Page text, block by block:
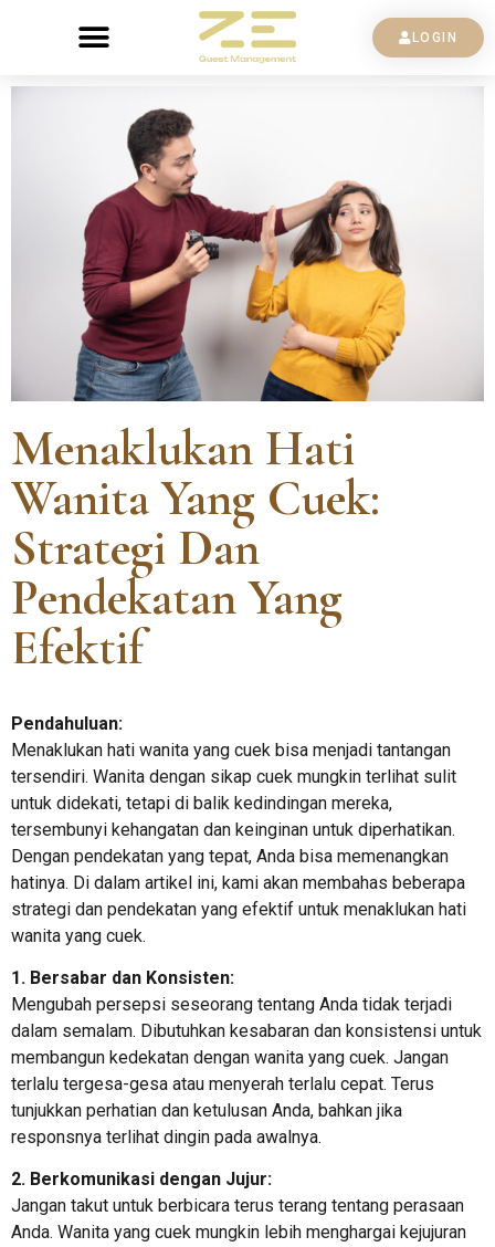
LOGIN
Menaklukan Hati
Wanita Yang Cuek:
Strategi Dan
Pendekatan Yang
Efektif
Pendahuluan:
Menaklukan hati wanita yang cuek bisa menjadi tantangan
tersendiri. Wanita dengan sikap cuek mungkin terlihat sulit
untuk didekati, tetapi di balik kedindingan mereka,
tersembunyi kehangatan dan keinginan untuk diperhatikan.
Dengan pendekatan yang tepat, Anda bisa memenangkan
hatinya. Di dalam artikel ini, kami akan membahas beberapa
strategi dan pendekatan yang efektif untuk menaklukan hati
wanita yang cuek.
1. Bersabar dan Konsisten:
Mengubah persepsi seseorang tentang Anda tidak terjadi
dalam semalam. Dibutuhkan kesabaran dan konsistensi untuk
membangun kedekatan dengan wanita yang cuek. Jangan
terlalu tergesa-gesa atau menyerah terlalu cepat. Terus
tunjukkan perhatian dan ketulusan Anda, bahkan jika
responsnya terlihat dingin pada awalnya.
2. Berkomunikasi dengan Jujur:
Jangan takut untuk berbicara terus terang tentang perasaan
Anda. Wanita yang cuek mungkin lebih menghargai kejujuran